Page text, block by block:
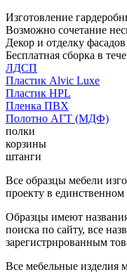
Изготовление
Возможно сочетание
Декор и отделку
Бесплатная сборка в
ЛДСП
Пластик Alvic Luxe
Пластик HPL
Пленка ПВХ
Полотно АГТ (МДФ)
полки
корзины
штанги
Все образцы мебели
проекту в единственном
Образцы имеют
поиска по сайту, все
зарегистрированным
Все мебельные изделия